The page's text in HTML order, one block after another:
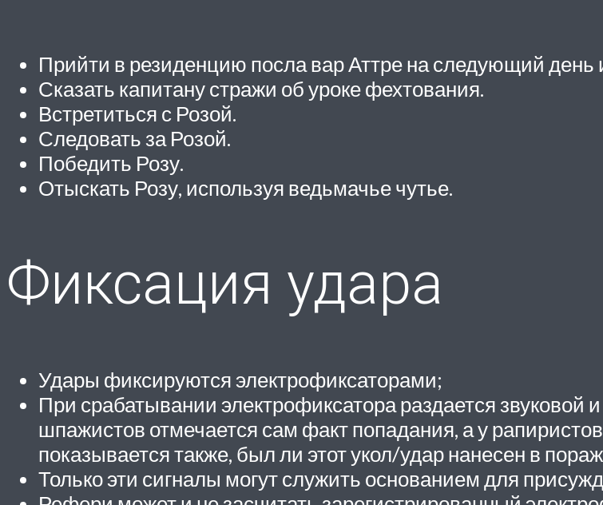
Прийти в резиденцию посла вар Аттре на следующий день
Сказать капитану стражи об уроке фехтования.
Встретиться с Розой.
Следовать за Розой.
Победить Розу.
Отыскать Розу, используя ведьмачье чутье.
Фиксация удара
Удары фиксируются электрофиксаторами;
При срабатывании электрофиксатора раздается звуковой
шпажистов отмечается сам факт попадания, а у
показывается также, был ли этот укол/удар нанесен в
Только эти сигналы могут служить основанием для